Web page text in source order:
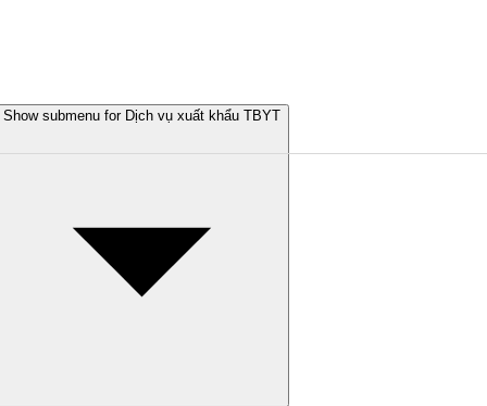
Show submenu for Dịch vụ xuất khẩu TBYT